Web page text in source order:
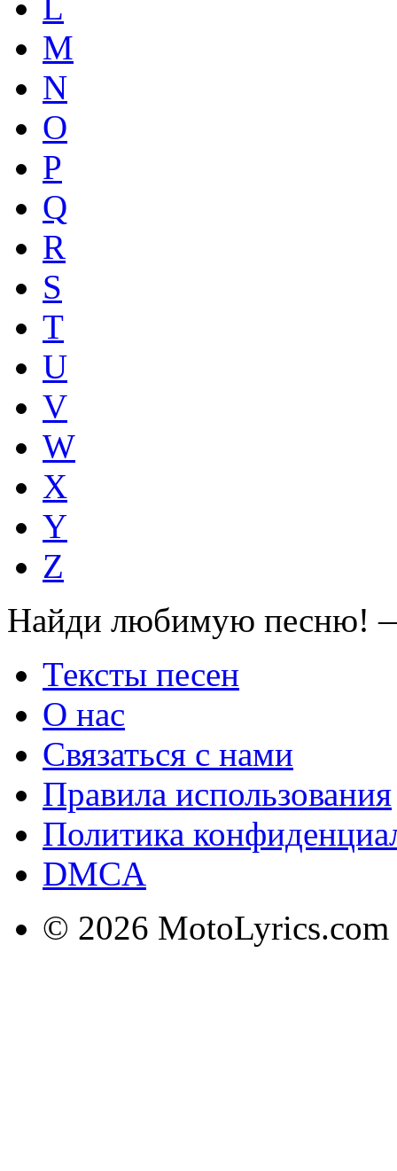
L
M
N
O
P
Q
R
S
T
U
V
W
X
Y
Z
Найди любимую песню!
Тексты песен
О нас
Связаться с нами
Правила использования
Политика
DMCA
© 2026